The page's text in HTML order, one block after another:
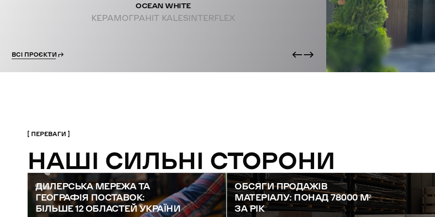
OCEAN WHITE
КЕРАМОГРАНІТ KALESINTERFLEX
ВСІ ПРОЄКТИ
ПЕРЕВАГИ
НАШІ СИЛЬНІ СТОРОНИ
ДИЛЕРСЬКА МЕРЕЖА ТА
ГЕОГРАФІЯ ПОСТАВОК:
БІЛЬШЕ 12 ОБЛАСТЕЙ УКРАЇНИ
ОБСЯГИ ПРОДАЖІВ
МАТЕРІАЛУ: ПОНАД 78000 М²
ЗА РІК